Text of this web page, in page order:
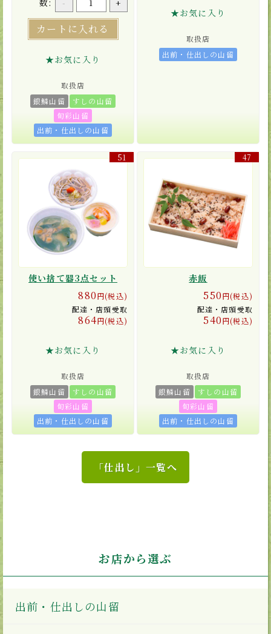
数: - +
カートに入れる
★お気に入り
取扱店
銀鱗山留
すしの山留
旬彩山留
出前・仕出しの山留
★お気に入り
取扱店
出前・仕出しの山留
51
使い捨て器3点セット
880円(税込)
配達・店頭受取
864円(税込)
★お気に入り
取扱店
銀鱗山留
すしの山留
旬彩山留
出前・仕出しの山留
47
赤飯
550円(税込)
配達・店頭受取
540円(税込)
★お気に入り
取扱店
銀鱗山留
すしの山留
旬彩山留
出前・仕出しの山留
「仕出し」一覧へ
お店から選ぶ
出前・仕出しの山留